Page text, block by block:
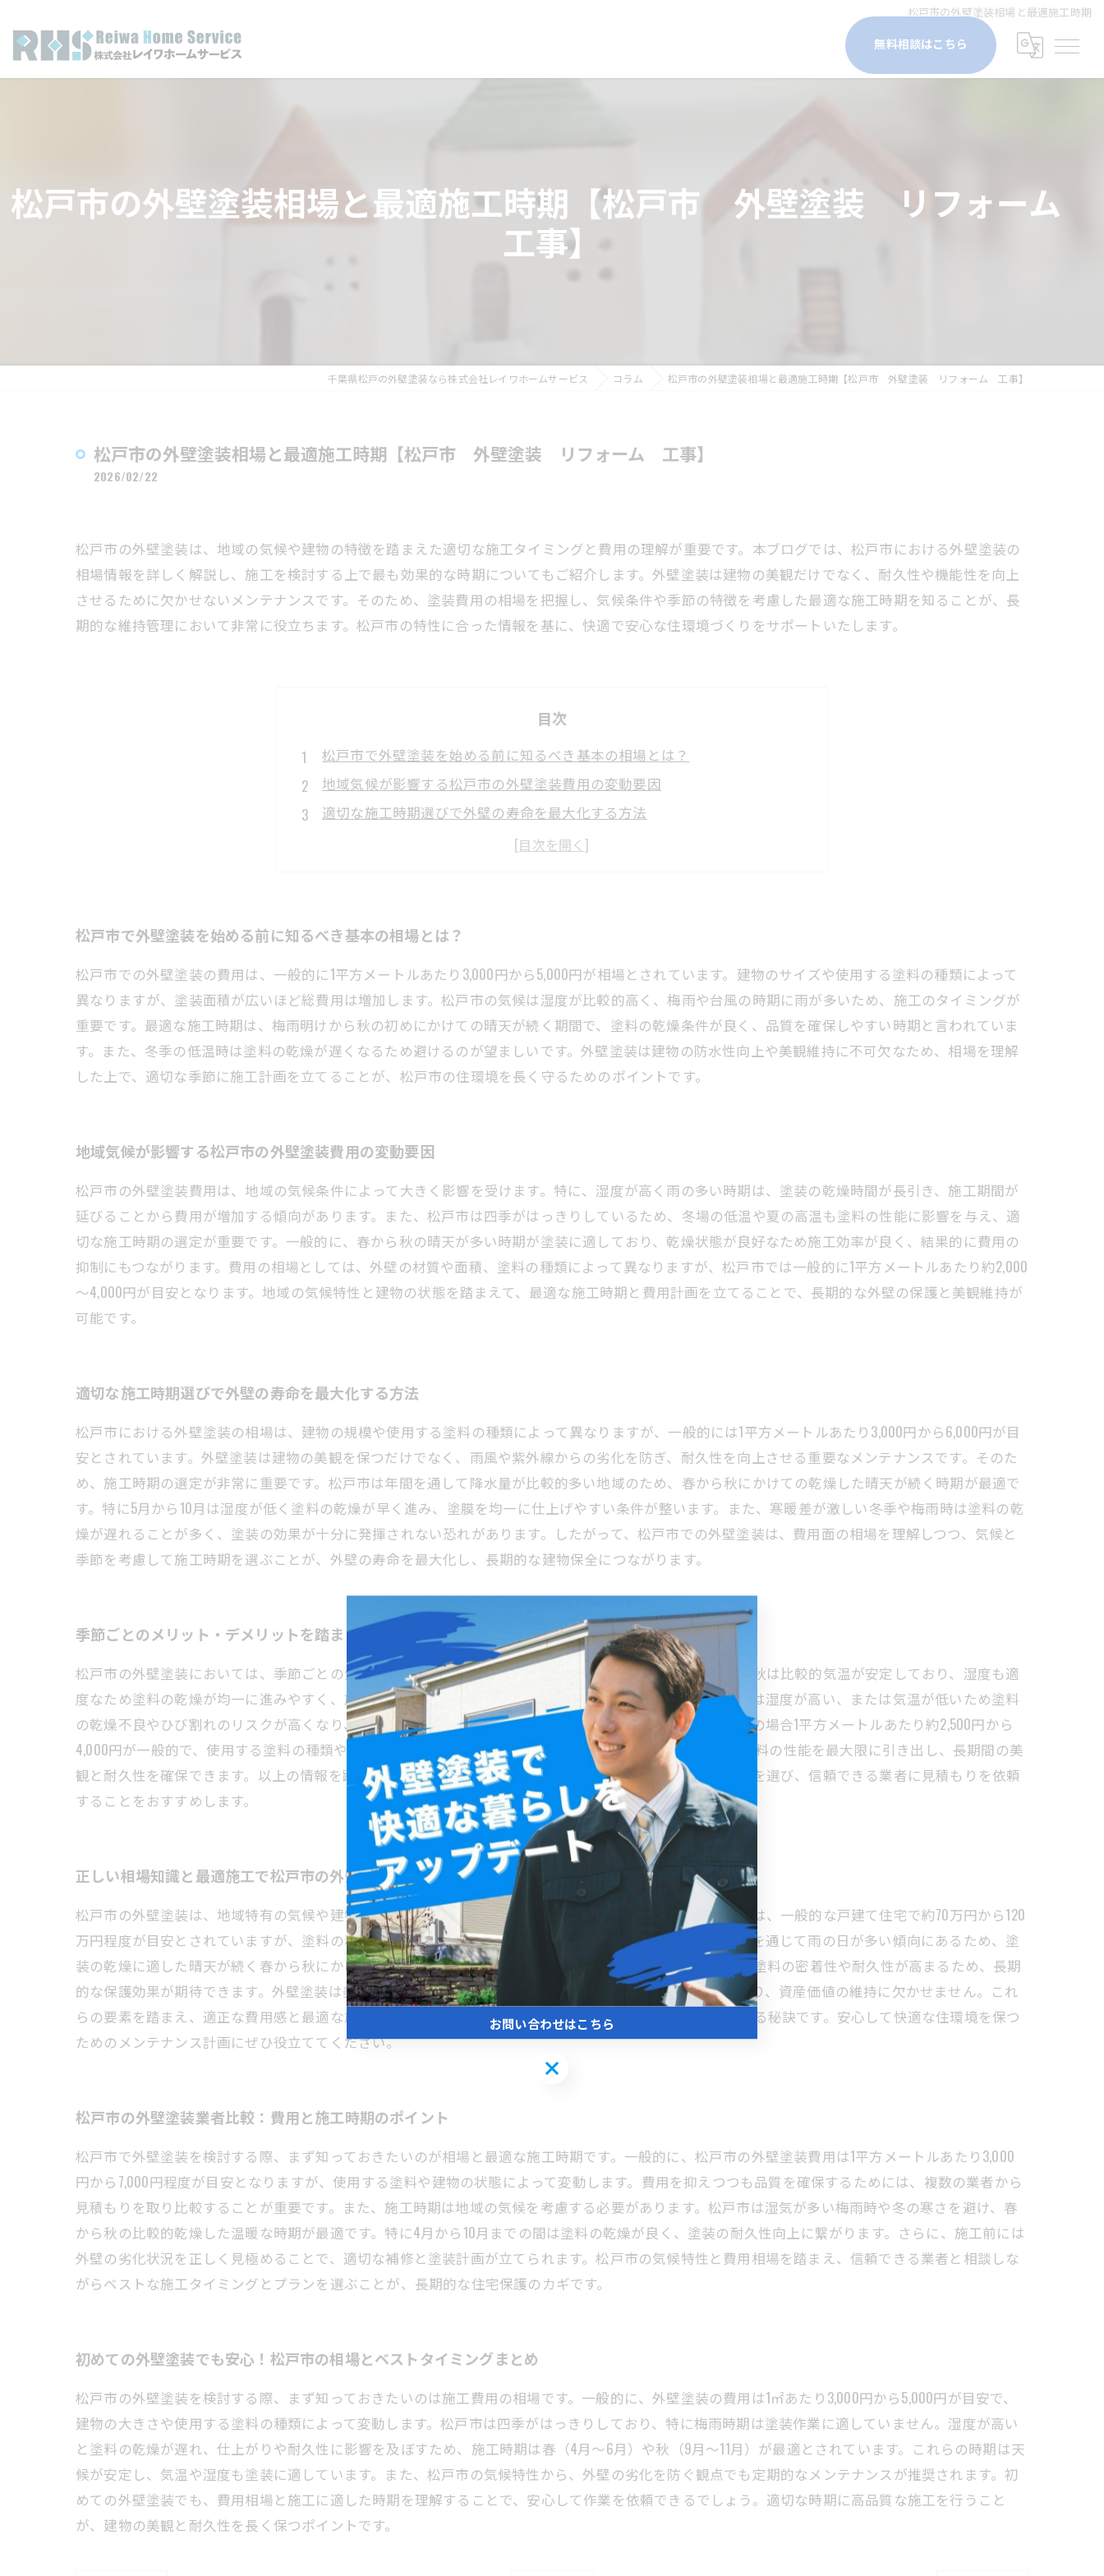
松戸市の外壁塗装相場と最適施工時期
無料相談はこちら
松戸市の外壁塗装相場と最適施工時期【松戸市 外壁塗装 リフォーム
工事】
千葉県松戸の外壁塗装なら株式会社レイワホームサービス コラム 松戸市の外壁塗装相場と最適施工時期【松戸市 外壁塗装 リフォーム 工事】
松戸市の外壁塗装相場と最適施工時期【松戸市 外壁塗装 リフォーム 工事】
2026/02/22
松戸市の外壁塗装は、地域の気候や建物の特徴を踏まえた適切な施工タイミングと費用の理解が重要です。本ブログでは、松戸市における外壁塗装の
相場情報を詳しく解説し、施工を検討する上で最も効果的な時期についてもご紹介します。外壁塗装は建物の美観だけでなく、耐久性や機能性を向上
させるために欠かせないメンテナンスです。そのため、塗装費用の相場を把握し、気候条件や季節の特徴を考慮した最適な施工時期を知ることが、長
期的な維持管理において非常に役立ちます。松戸市の特性に合った情報を基に、快適で安心な住環境づくりをサポートいたします。
目次
松戸市で外壁塗装を始める前に知るべき基本の相場とは？
地域気候が影響する松戸市の外壁塗装費用の変動要因
適切な施工時期選びで外壁の寿命を最大化する方法
季節ごとのメリット・デメリットを踏まえた松戸市の施工ベストタイミング
初めての外壁塗装でも安心！松戸市の相場とベストタイミングまとめ
松戸市で外壁塗装を始める前に知るべき基本の相場とは？
松戸市での外壁塗装の費用は、一般的に1平方メートルあたり3,000円から5,000円が相場とされています。建物のサイズや使用する塗料の種類によって
異なりますが、塗装面積が広いほど総費用は増加します。松戸市の気候は湿度が比較的高く、梅雨や台風の時期に雨が多いため、施工のタイミングが
重要です。最適な施工時期は、梅雨明けから秋の初めにかけての晴天が続く期間で、塗料の乾燥条件が良く、品質を確保しやすい時期と言われていま
す。また、冬季の低温時は塗料の乾燥が遅くなるため避けるのが望ましいです。外壁塗装は建物の防水性向上や美観維持に不可欠なため、相場を理解
した上で、適切な季節に施工計画を立てることが、松戸市の住環境を長く守るためのポイントです。
地域気候が影響する松戸市の外壁塗装費用の変動要因
松戸市の外壁塗装費用は、地域の気候条件によって大きく影響を受けます。特に、湿度が高く雨の多い時期は、塗装の乾燥時間が長引き、施工期間が
延びることから費用が増加する傾向があります。また、松戸市は四季がはっきりしているため、冬場の低温や夏の高温も塗料の性能に影響を与え、適
切な施工時期の選定が重要です。一般的に、春から秋の晴天が多い時期が塗装に適しており、乾燥状態が良好なため施工効率が良く、結果的に費用の
抑制にもつながります。費用の相場としては、外壁の材質や面積、塗料の種類によって異なりますが、松戸市では一般的に1平方メートルあたり約2,000
～4,000円が目安となります。地域の気候特性と建物の状態を踏まえて、最適な施工時期と費用計画を立てることで、長期的な外壁の保護と美観維持が
可能です。
適切な施工時期選びで外壁の寿命を最大化する方法
松戸市における外壁塗装の相場は、建物の規模や使用する塗料の種類によって異なりますが、一般的には1平方メートルあたり3,000円から6,000円が目
安とされています。外壁塗装は建物の美観を保つだけでなく、雨風や紫外線からの劣化を防ぎ、耐久性を向上させる重要なメンテナンスです。そのた
め、施工時期の選定が非常に重要です。松戸市は年間を通して降水量が比較的多い地域のため、春から秋にかけての乾燥した晴天が続く時期が最適で
す。特に5月から10月は湿度が低く塗料の乾燥が早く進み、塗膜を均一に仕上げやすい条件が整います。また、寒暖差が激しい冬季や梅雨時は塗料の乾
燥が遅れることが多く、塗装の効果が十分に発揮されない恐れがあります。したがって、松戸市での外壁塗装は、費用面の相場を理解しつつ、気候と
季節を考慮して施工時期を選ぶことが、外壁の寿命を最大化し、長期的な建物保全につながります。
季節ごとのメリット・デメリットを踏まえた松戸市の施工ベストタイミング
松戸市の外壁塗装においては、季節ごとの気候特性を理解し、最適な施工時期を選ぶことが重要です。春と秋は比較的気温が安定しており、湿度も適
度なため塗料の乾燥が均一に進みやすく、施工のベストシーズンとされています。一方、梅雨の季節や冬季は湿度が高い、または気温が低いため塗料
の乾燥不良やひび割れのリスクが高くなり、施工は避けるべきです。松戸市の外壁塗装の相場は、木造住宅の場合1平方メートルあたり約2,500円から
4,000円が一般的で、使用する塗料の種類や建物の状態によって変動します。適切な時期に施工することで塗料の性能を最大限に引き出し、長期間の美
観と耐久性を確保できます。以上の情報を踏まえ、松戸市で外壁塗装を計画する際は、春や秋を中心に時期を選び、信頼できる業者に見積もりを依頼
することをおすすめします。
正しい相場知識と最適施工で松戸市の外壁を長く美しく保つ秘訣
松戸市の外壁塗装は、地域特有の気候や建物の環境条件を踏まえた施工時期の選定が重要です。相場としては、一般的な戸建て住宅で約70万円から120
万円程度が目安とされていますが、塗料の種類や施工範囲によって変動します。松戸市は湿度が高く、年間を通じて雨の日が多い傾向にあるため、塗
装の乾燥に適した晴天が続く春から秋にかけての施工が最適です。特に梅雨明け直後の6月下旬から9月は、塗料の密着性や耐久性が高まるため、長期
的な保護効果が期待できます。外壁塗装は美観の向上だけでなく、建物の防水性・断熱性の強化にもつながり、資産価値の維持に欠かせません。これ
らの要素を踏まえ、適正な費用感と最適な施工時期を把握しておくことが、松戸市での外壁塗装を成功させる秘訣です。安心して快適な住環境を保つ
ためのメンテナンス計画にぜひ役立ててください。
松戸市の外壁塗装業者比較：費用と施工時期のポイント
松戸市で外壁塗装を検討する際、まず知っておきたいのが相場と最適な施工時期です。一般的に、松戸市の外壁塗装費用は1平方メートルあたり3,000
円から7,000円程度が目安となりますが、使用する塗料や建物の状態によって変動します。費用を抑えつつも品質を確保するためには、複数の業者から
見積もりを取り比較することが重要です。また、施工時期は地域の気候を考慮する必要があります。松戸市は湿気が多い梅雨時や冬の寒さを避け、春
から秋の比較的乾燥した温暖な時期が最適です。特に4月から10月までの間は塗料の乾燥が良く、塗装の耐久性向上に繋がります。さらに、施工前には
外壁の劣化状況を正しく見極めることで、適切な補修と塗装計画が立てられます。松戸市の気候特性と費用相場を踏まえ、信頼できる業者と相談しな
がらベストな施工タイミングとプランを選ぶことが、長期的な住宅保護のカギです。
初めての外壁塗装でも安心！松戸市の相場とベストタイミングまとめ
松戸市の外壁塗装を検討する際、まず知っておきたいのは施工費用の相場です。一般的に、外壁塗装の費用は1㎡あたり3,000円から5,000円が目安で、
建物の大きさや使用する塗料の種類によって変動します。松戸市は四季がはっきりしており、特に梅雨時期は塗装作業に適していません。湿度が高い
と塗料の乾燥が遅れ、仕上がりや耐久性に影響を及ぼすため、施工時期は春（4月～6月）や秋（9月～11月）が最適とされています。これらの時期は天
候が安定し、気温や湿度も塗装に適しています。また、松戸市の気候特性から、外壁の劣化を防ぐ観点でも定期的なメンテナンスが推奨されます。初
めての外壁塗装でも、費用相場と施工に適した時期を理解することで、安心して作業を依頼できるでしょう。適切な時期に高品質な施工を行うこと
が、建物の美観と耐久性を長く保つポイントです。
お問い合わせはこちら
お問い合わせはこちら